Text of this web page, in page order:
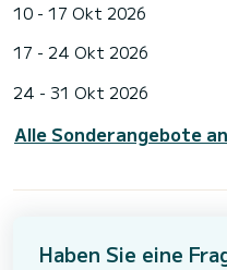
10 - 17 Okt 2026
17 - 24 Okt 2026
24 - 31 Okt 2026
Alle Sonderangebote
Haben Sie eine